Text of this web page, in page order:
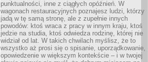
punktualności, inne z ciągłych opóźnień. W
wagonach restauracyjnych poznajesz ludzi, którzy
jadą w tę samą stronę, ale z zupełnie innych
powodów: ktoś wraca z pracy w innym kraju, ktoś
jedzie na studia, ktoś odwiedza rodzinę, której nie
widział od lat. W takich chwilach myślisz, że to
wszystko aż prosi się o spisanie, uporządkowanie,
opowiedzenie w większym kontekście – i w twojej